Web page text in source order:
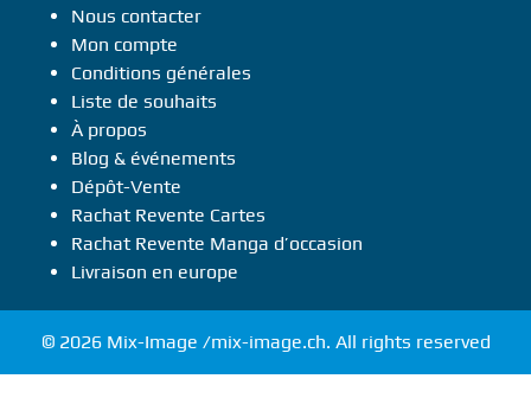
Nous contacter
Mon compte
Conditions générales
Liste de souhaits
À propos
Blog & événements
Dépôt-Vente
Rachat Revente Cartes
Rachat Revente Manga d’occasion
Livraison en europe
© 2026 Mix-Image /mix-image.ch. All rights reserved